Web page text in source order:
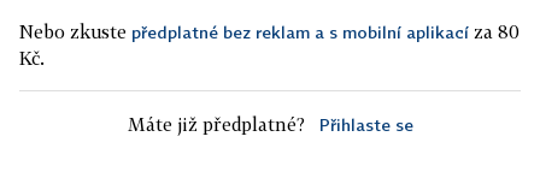
Nebo zkuste předplatné bez reklam a s mobilní aplikací za 80
Kč.
Máte již předplatné? Přihlaste se